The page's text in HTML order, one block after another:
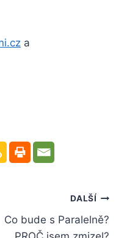
a
DALŠÍ
Co bude s Paralelně?